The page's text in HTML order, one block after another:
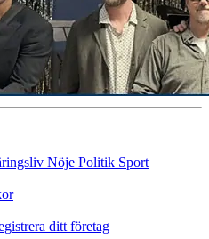
Nöje Politik Sport
ditt företag